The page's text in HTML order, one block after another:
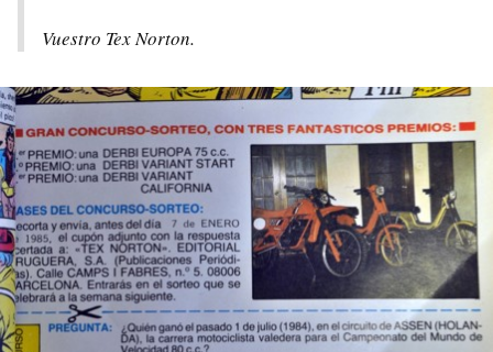
Vuestro Tex Norton.